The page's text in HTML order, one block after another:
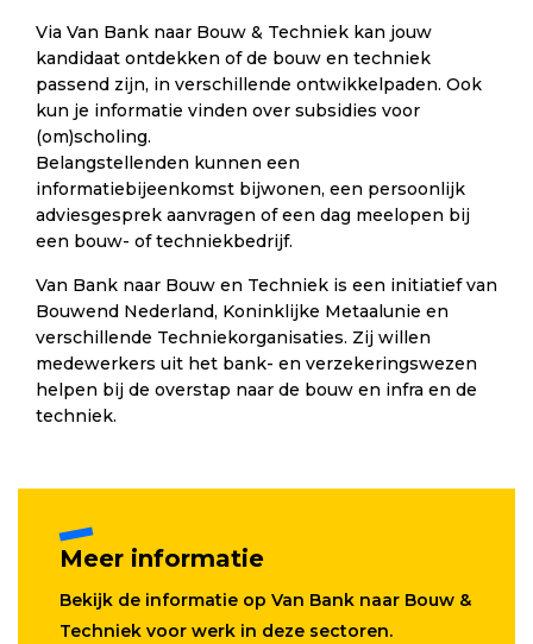
Via Van Bank naar Bouw & Techniek kan jouw
kandidaat ontdekken of de bouw en techniek
passend zijn, in verschillende ontwikkelpaden. Ook
kun je informatie vinden over subsidies voor
(om)scholing.
Belangstellenden kunnen een
informatiebijeenkomst bijwonen, een persoonlijk
adviesgesprek aanvragen of een dag meelopen bij
een bouw- of techniekbedrijf.
Van Bank naar Bouw en Techniek is een initiatief van
Bouwend Nederland, Koninklijke Metaalunie en
verschillende Techniekorganisaties. Zij willen
medewerkers uit het bank- en verzekeringswezen
helpen bij de overstap naar de bouw en infra en de
techniek.
Meer informatie
Bekijk de informatie op Van Bank naar Bouw &
Techniek voor werk in deze sectoren.